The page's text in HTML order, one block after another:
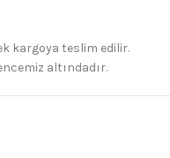
kargoya teslim edilir.
altındadır.